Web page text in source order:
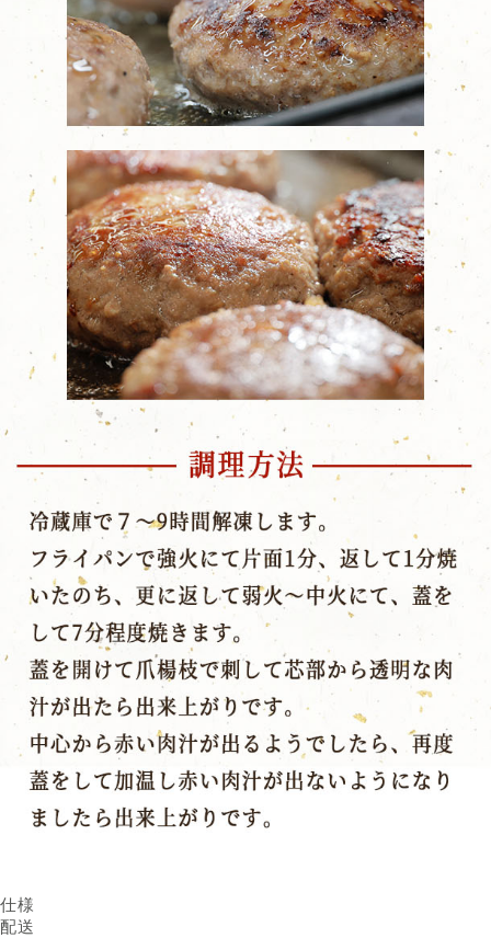
仕様
内容量
配送